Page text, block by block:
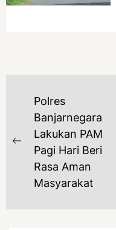
NAVIGASI
POS
Previous
post:
Polres
Banjarnegara
Lakukan PAM
Pagi Hari Beri
Rasa Aman
Masyarakat